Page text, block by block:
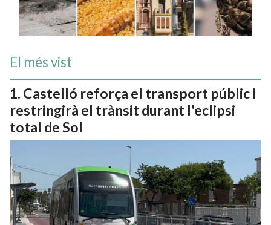
El més vist
Castelló reforça el transport públic i
restringirà el trànsit durant l'eclipsi
total de Sol